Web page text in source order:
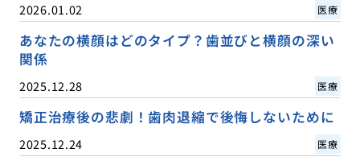
2026.01.02 医療
あなたの横顔はどのタイプ？歯並びと横顔の深い
関係
2025.12.28 医療
矯正治療後の悲劇！歯肉退縮で後悔しないために
2025.12.24 医療